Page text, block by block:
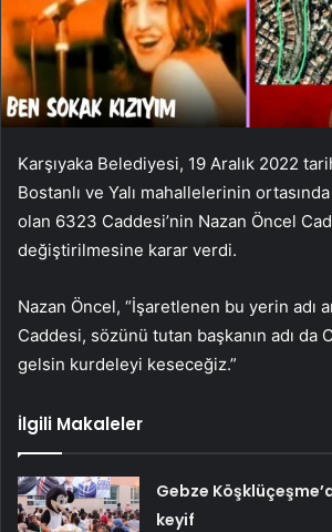
Karşıyaka Belediyesi, 19 Aralık 2022
Bostanlı ve Yalı mahallelerinin
olan 6323 Caddesi’nin Nazan Öncel
değiştirilmesine karar verdi.
Nazan Öncel, “İşaretlenen bu yerin adı
Caddesi, sözünü tutan başkanın adı da
gelsin kurdeleyi keseceğiz.”
İlgili Makaleler
Gebze
keyif